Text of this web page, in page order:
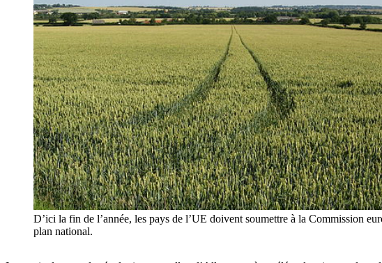
D’ici la fin de l’année, les pays de l’UE doivent soumettre à la Commission
plan national.